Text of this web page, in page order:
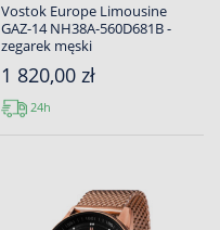
Vostok Europe Limousine
GAZ-14 NH38A-560D681B -
zegarek męski
1 820,00 zł
24h